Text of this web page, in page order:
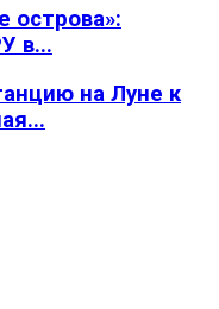
острова»:
в...
на Луне к